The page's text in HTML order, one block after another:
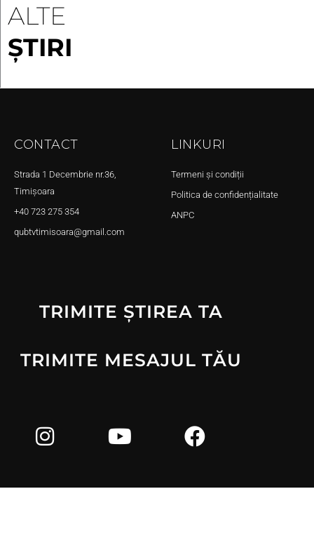
ALTE
ȘTIRI
CONTACT
Strada 1 Decembrie nr.36,
Timișoara
+40 723 275 354
qubtvtimisoara@gmail.com
LINKURI
Termeni și condiții
Politica de confidențialitate
ANPC
TRIMITE ȘTIREA TA
TRIMITE MESAJUL TĂU